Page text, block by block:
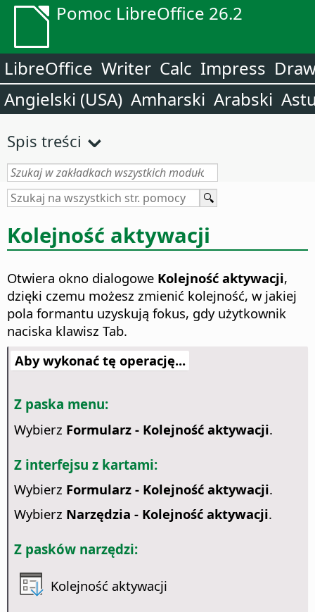
Pomoc LibreOffice 26.2
LibreOffice Writer Calc Impress
Angielski (USA) Amharski Arabski
Spis treści
Kolejność aktywacji
Otwiera okno dialogowe Kolejność aktywacji,
dzięki czemu możesz zmienić kolejność, w jakiej
pola formantu uzyskują fokus, gdy użytkownik
naciska klawisz Tab.
Aby wykonać tę operację...
Z paska menu:
Wybierz Formularz - Kolejność aktywacji.
Z interfejsu z kartami:
Wybierz Formularz - Kolejność aktywacji.
Wybierz Narzędzia - Kolejność aktywacji.
Z pasków narzędzi:
Kolejność aktywacji